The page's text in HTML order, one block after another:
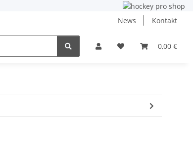
News Kontakt
0,00 €
NHL und DEB